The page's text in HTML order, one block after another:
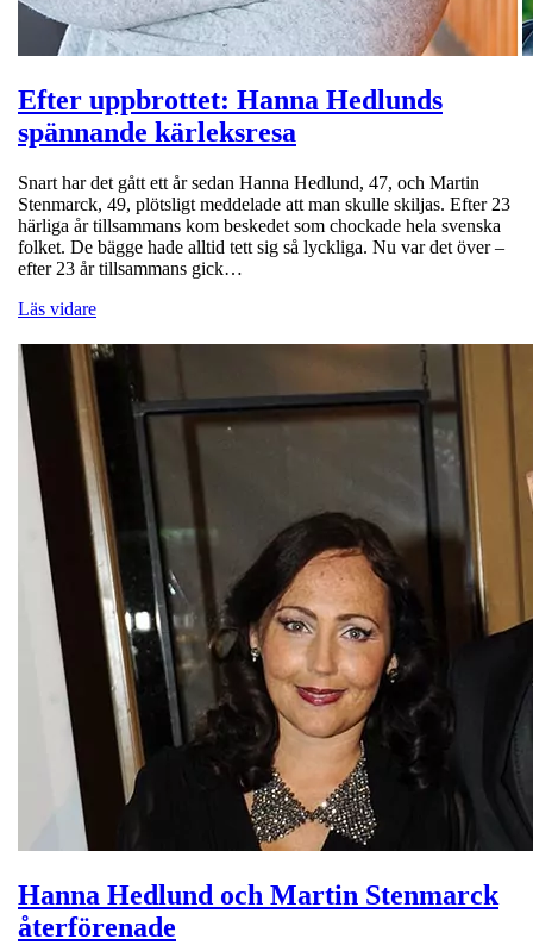
Efter uppbrottet: Hanna Hedlunds
spännande kärleksresa
Snart har det gått ett år sedan Hanna Hedlund, 47, och Martin
Stenmarck, 49, plötsligt meddelade att man skulle skiljas. Efter 23
härliga år tillsammans kom beskedet som chockade hela svenska
folket. De bägge hade alltid tett sig så lyckliga. Nu var det över –
efter 23 år tillsammans gick…
Läs vidare
Hanna Hedlund och Martin Stenmarck
återförenade